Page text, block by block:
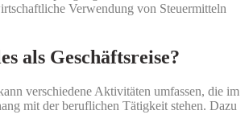
Verwendung von Steuermitteln
als Geschäftsreise?
verschiedene Aktivitäten umfassen, die im
mit der beruflichen Tätigkeit stehen. Dazu